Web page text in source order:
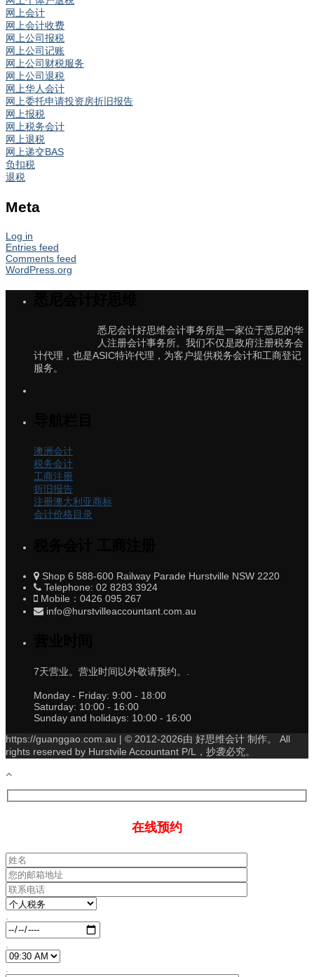
网上会计
网上会计收费
网上公司报税
网上公司记账
网上公司财税服务
网上公司退税
网上华人会计
网上委托申请投资房折旧报告
网上报税
网上税务会计
网上退税
网上递交BAS
负扣税
退税
Meta
Log in
Entries feed
Comments feed
WordPress.org
悉尼会计好思维会计事务所是一家位于悉尼的华
人注册会计事务所。我们不仅是政府注册税务会
计代理，也是ASIC特许代理，为客户提供税务会计和工商登记
服务。
澳洲会计
税务会计
工商注册
折旧报告
注册澳大利亚商标
会计价格目录
Shop 6 588-600 Railway Parade Hurstville NSW 2220
Telephone: 02 8283 3924
Mobile：0426 095 267
info@hurstvilleaccountant.com.au
7天营业。营业时间以外敬请预约。.
Monday - Friday: 9:00 - 18:00
Saturday: 10:00 - 16:00
Sunday and holidays: 10:00 - 16:00
https://guanggao.com.au | © 2012-2026由 好思维会计 制作。 All
rights reserved by Hurstvile Accountant P/L，抄袭必究。
在线预约